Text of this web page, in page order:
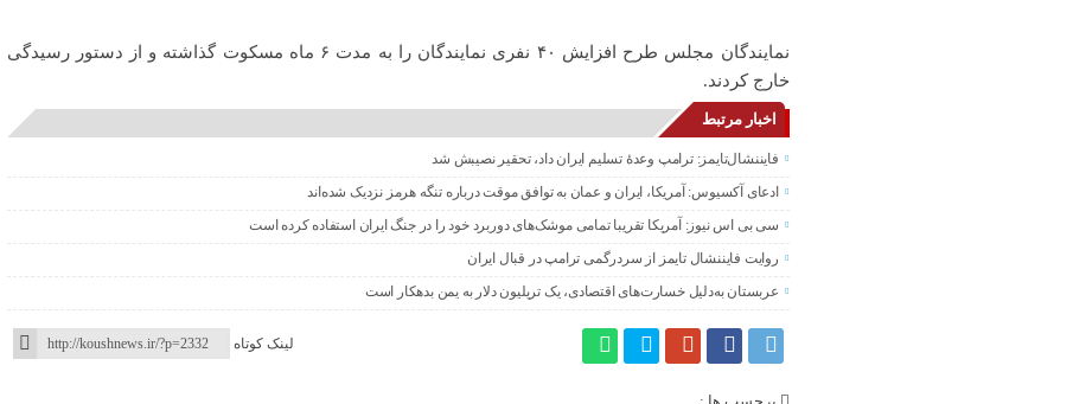
نمایندگان مجلس طرح افزایش ۴۰ نفری نمایندگان را به مدت ۶ ماه مسکوت گذاشته و از دستور رسیدگی
خارج کردند.
اخبار مرتبط
فایننشال‌تایمز: ترامپ وعدۀ تسلیم ایران داد، تحقیر نصیبش شد
ادعای آکسیوس: آمریکا، ایران و عمان به توافق موقت درباره تنگه هرمز نزدیک شده‌اند
سی بی اس نیوز: آمریکا تقریبا تمامی موشک‌های دوربرد خود را در جنگ ایران استفاده کرده است
روایت فایننشال تایمز از سردرگمی ترامپ در قبال ایران
عربستان به‌دلیل خسارت‌های اقتصادی، یک تریلیون دلار به یمن بدهکار است
لینک کوتاه